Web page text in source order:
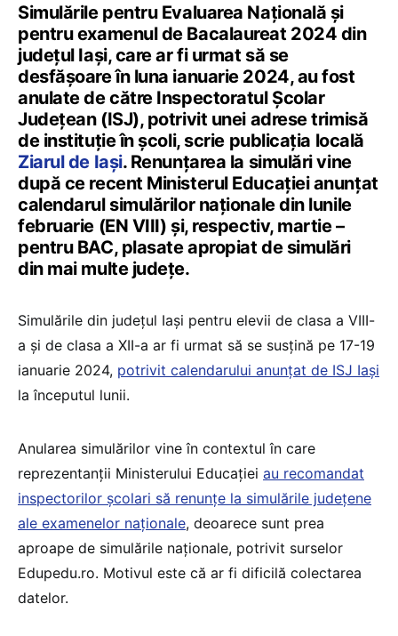
Simulările pentru Evaluarea Națională și
pentru examenul de Bacalaureat 2024 din
județul Iași, care ar fi urmat să se
desfășoare în luna ianuarie 2024, au fost
anulate de către Inspectoratul Școlar
Județean (ISJ), potrivit unei adrese trimisă
de instituție în școli, scrie publicația locală
Ziarul de Iași. Renunțarea la simulări vine
după ce recent Ministerul Educației anunțat
calendarul simulărilor naționale din lunile
februarie (EN VIII) și, respectiv, martie –
pentru BAC, plasate apropiat de simulări
din mai multe județe.
Simulările din județul Iași pentru elevii de clasa a VIII-
a și de clasa a XII-a ar fi urmat să se susțină pe 17-19
ianuarie 2024, potrivit calendarului anunțat de ISJ Iași
la începutul lunii.
Anularea simulărilor vine în contextul în care
reprezentanții Ministerului Educației au recomandat
inspectorilor școlari să renunțe la simulările județene
ale examenelor naționale, deoarece sunt prea
aproape de simulările naționale, potrivit surselor
Edupedu.ro. Motivul este că ar fi dificilă colectarea
datelor.